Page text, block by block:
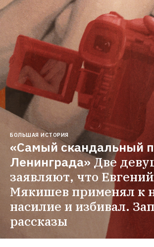
БОЛЬШАЯ ИСТОРИЯ
«Самый скандальный
Ленинграда»Две
заявляют, что Евгений
Мякишев применял к
насилие и избивал.
рассказы